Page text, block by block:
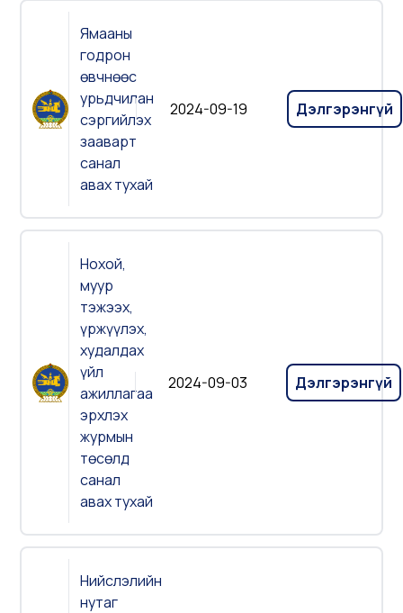
Ямааны
годрон
өвчнөөс
урьдчилан
сэргийлэх
зааварт
санал
авах тухай
2024-09-19 Дэлгэрэнгүй
Нохой,
муур
тэжээх,
үржүүлэх,
худалдах
үйл
ажиллагаа
эрхлэх
журмын
төсөлд
санал
авах тухай
2024-09-03 Дэлгэрэнгүй
Нийслэлийн
нутаг